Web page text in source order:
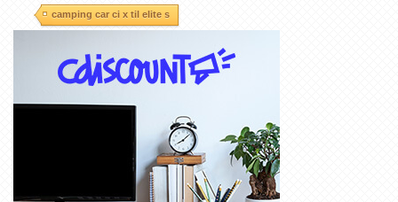
camping car ci x til elite s